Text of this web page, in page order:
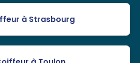
à Strasbourg